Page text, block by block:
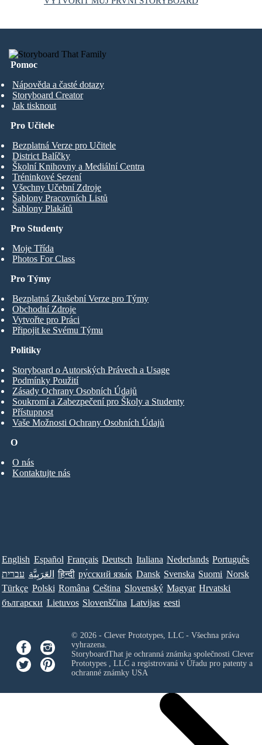
Pomoc
Nápověda a časté dotazy
Storyboard Creator
Jak tisknout
Pro Studenty
Moje Třída
Photos For Class
Pro Učitele
Bezplatná Verze pro Učitele
District Balíčky
Školní Knihovny a Mediální Centra
Tréninkové Sezení
Všechny Učební Zdroje
Šablony Pracovních Listů
Šablony Plakátů
Pro Týmy
Bezplatná Zkušební Verze pro Týmy
Obchodní Zdroje
Vytvořte pro Práci
Připojit ke Svému Týmu
O
O nás
Kontaktujte nás
Politiky
Storyboard o Autorských Právech a Usage
Podmínky Použití
Zásady Ochrany Osobních Údajů
Soukromí a Zabezpečení pro Školy a Studenty
Přístupnost
Vaše Možnosti Ochrany Osobních Údajů
English Español Français Deutsch Italiana Nederlands Português
עברית العَرَبِيَّة हिन्दी ру́сский язы́к Dansk Svenska Suomi Norsk
Türkçe Polski Româna Ceština Slovenský Magyar Hrvatski
български Lietuvos Slovenščina Latvijas eesti
© 2026 - Clever Prototypes, LLC - Všechna práva
vyhrazena.
StoryboardThat je ochranná známka společnosti Clever
Prototypes , LLCa registrovaná v Úřadu pro patenty a
ochranné známky USA